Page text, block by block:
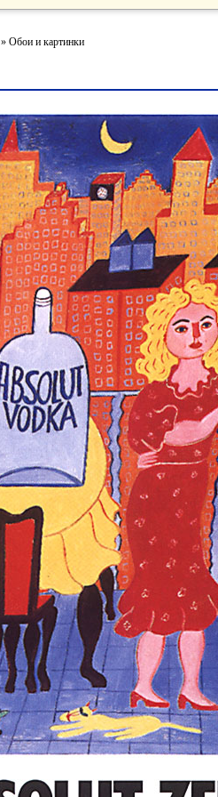
» Обои и картинки